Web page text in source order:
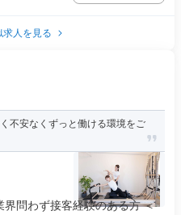
求人を見る
不安なくずっと働ける環境をご
問わず接客経験のある方 ＜